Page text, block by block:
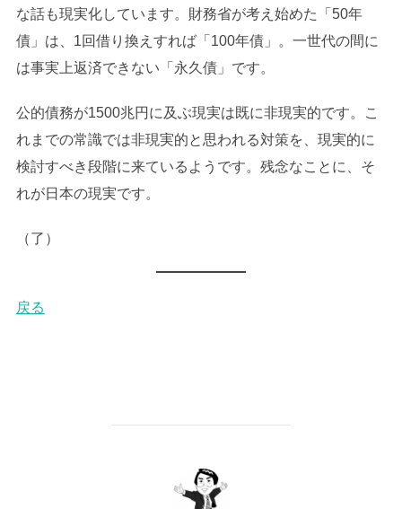
な話も現実化しています。財務省が考え始めた「50年
債」は、1回借り換えすれば「100年債」。一世代の間に
は事実上返済できない「永久債」です。
公的債務が1500兆円に及ぶ現実は既に非現実的です。こ
れまでの常識では非現実的と思われる対策を、現実的に
検討すべき段階に来ているようです。残念なことに、そ
れが日本の現実です。
（了）
戻る
投稿者